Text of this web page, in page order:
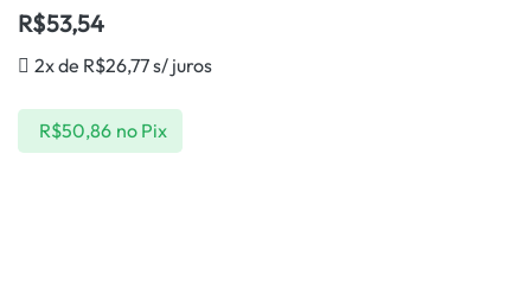
R$53,54
2x de R$26,77s/ juros
R$50,86 no Pix